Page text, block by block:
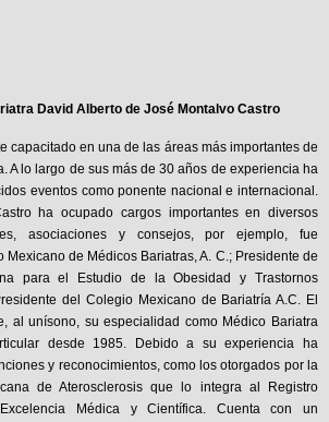
David Alberto de José Montalvo Castro
capacitado en una de las áreas más importantes de
A lo largo de sus más de 30 años de experiencia ha
eventos como ponente nacional e internacional.
ha ocupado cargos importantes en diversos
asociaciones y consejos, por ejemplo, fue
Mexicano de Médicos Bariatras, A. C.; Presidente de
para el Estudio de la Obesidad y Trastornos
del Colegio Mexicano de Bariatría A.C. El
al unísono, su especialidad como Médico Bariatra
desde 1985. Debido a su experiencia ha
y reconocimientos, como los otorgados por la
de Aterosclerosis que lo integra al Registro
Médica y Científica. Cuenta con un